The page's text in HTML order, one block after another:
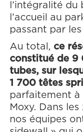
l’intégralité
l’accueil au
passant par
Au total, ce
constitué de 9
tubes, sur
1 700 têtes
parfaitement à
Moxy. Dans
nos équipes